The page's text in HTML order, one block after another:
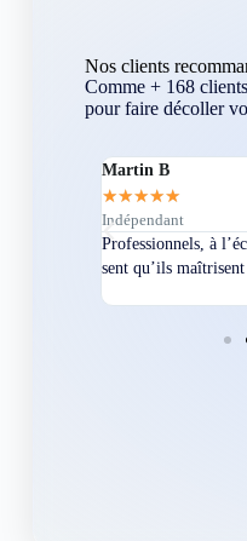
Nos clients
Comme + 168
pour faire décoller
Martin B
★★★★★
Indépendant
Professionnels, à
sent qu’ils